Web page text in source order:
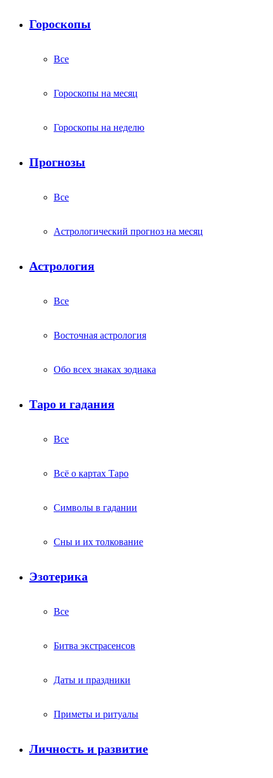
Гороскопы
Все
Гороскопы на месяц
Гороскопы на неделю
Прогнозы
Все
Астрологический прогноз на месяц
Астрология
Все
Восточная астрология
Обо всех знаках зодиака
Таро и гадания
Все
Всё о картах Таро
Символы в гадании
Сны и их толкование
Эзотерика
Все
Битва экстрасенсов
Даты и праздники
Приметы и ритуалы
Личность и развитие